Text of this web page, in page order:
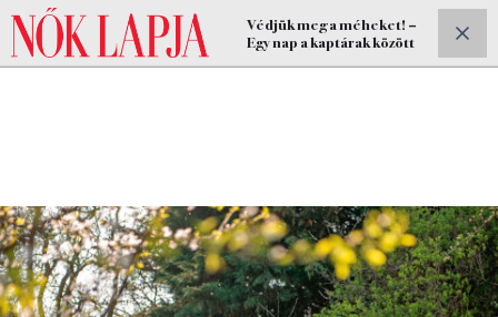
ELŐFIZETEK
Védjük meg a méheket! –
Egy nap a kaptárak között